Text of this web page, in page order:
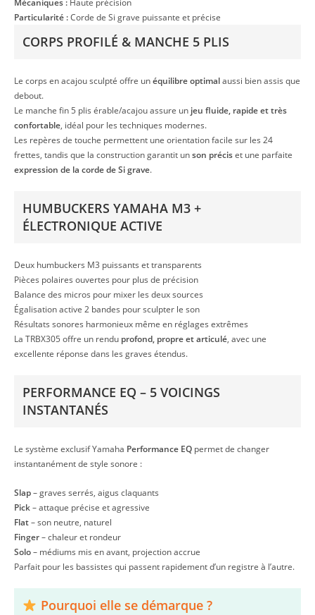
Mécaniques : Haute précision
Particularité :Corde de Si grave puissante et précise
CORPS PROFILÉ & MANCHE 5 PLIS
Le corps en acajou sculpté offre unéquilibre optimalaussi bien assis que
debout.
Le manche fin 5 plis érable/acajou assure un jeu fluide, rapide et très
confortable, idéal pour les techniques modernes.
Les repères de touche permettent une orientation facile sur les 24
frettes, tandis que la construction garantit unson préciset une parfaite
expression de la corde de Si grave.
HUMBUCKERS YAMAHA M3 +
ÉLECTRONIQUE ACTIVE
Deux humbuckers M3 puissants et transparents
Pièces polaires ouvertes pour plus de précision
Balance des micros pour mixer les deux sources
Égalisation active 2 bandes pour sculpter le son
Résultats sonores harmonieux même en réglages extrêmes
La TRBX305 offre un rendu profond, propre et articulé, avec une
excellente réponse dans les graves étendus.
PERFORMANCE EQ – 5 VOICINGS
INSTANTANÉS
Le système exclusif Yamaha Performance EQ permet de changer
instantanément de style sonore :
Slap– graves serrés, aigus claquants
Pick– attaque précise et agressive
Flat– son neutre, naturel
Finger– chaleur et rondeur
Solo– médiums mis en avant, projection accrue
Parfait pour les bassistes qui passent rapidement d’un registre à l’autre.
Pourquoi elle se démarque ?